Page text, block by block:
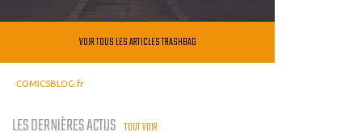
VOIR TOUS LES ARTICLES TRASHBAG
COMICSBLOG.fr
LES DERNIÈRES ACTUS TOUT VOIR